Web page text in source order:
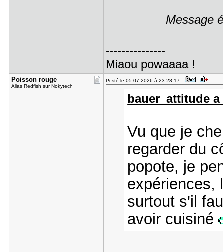
Message
---------------
Miaou powaaaa !
Poisson ro​uge
Alias Redfish sur Nokytech
Posté le 05-07-2026 à 23:28:17
bauer_attitude
Vu que je
regarder du
popote, je
expériences,
surtout s'il
avoir cuisiné